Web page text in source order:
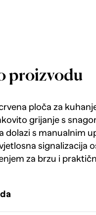
proizvodu
ploča za
grijanje s
dolazi s manualnim
signalizacija
za brzu i